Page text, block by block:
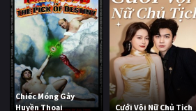
Chiếc Móng Gảy
Huyền Thoại
Cưới Vội Nữ Chủ Tịch